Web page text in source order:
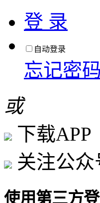
登 录
自动登录
忘记密码
或
下载APP
关注公众
使用第三方